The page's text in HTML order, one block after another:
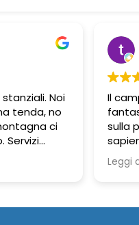
Noi
tenda, no
ci
Servizi
(dog area
Il
sulla
Leggi